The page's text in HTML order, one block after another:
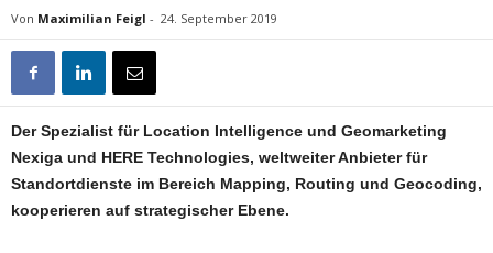
Von Maximilian Feigl - 24. September 2019
Der Spezialist für Location Intelligence und Geomarketing
Nexiga und HERE Technologies, weltweiter Anbieter für
Standortdienste im Bereich Mapping, Routing und Geocoding,
kooperieren auf strategischer Ebene.